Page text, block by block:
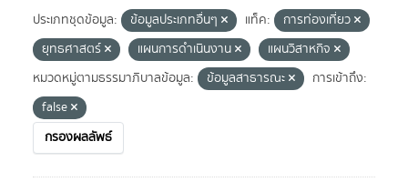
ประเภทชุดข้อมูล: ข้อมูลประเภทอื่นๆ แท็ค:
การท่องเที่ยว
ยุทธศาสตร์
แผนการดำเนินงาน
แผนวิสาหกิจ
หมวดหมู่ตามธรรมาภิบาลข้อมูล:
ข้อมูลสาธารณะ
การเข้าถึง:
false
กรองผลลัพธ์